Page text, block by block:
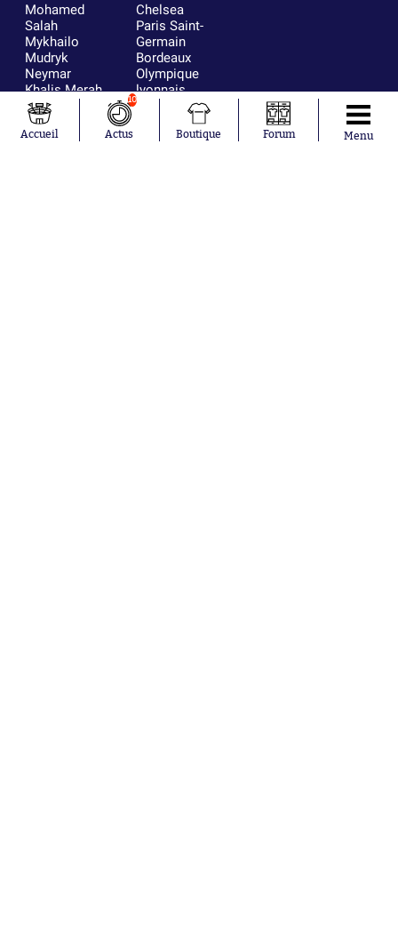
Mohamed
Salah
Mykhailo
Mudryk
Neymar
Khalis Merah
Loïs Openda
Moussa
Niakhaté
Chelsea
Paris Saint-
Germain
Bordeaux
Olympique
lyonnais
FIFA
Real Madrid
RC Strasbourg
Accueil
10
Actus Boutique Forum Menu